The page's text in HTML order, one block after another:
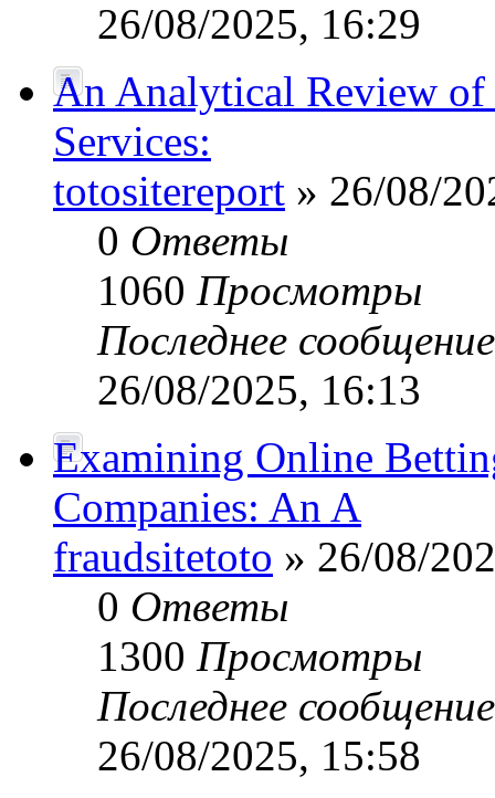
26/08/2025, 16:29
An Analytical Review
Services:
totositereport » 26/08/
0 Ответы
1060 Просмотры
Последнее
26/08/2025, 16:13
Examining Online
Companies: An A
fraudsitetoto » 26/08/
0 Ответы
1300 Просмотры
Последнее
26/08/2025, 15:58